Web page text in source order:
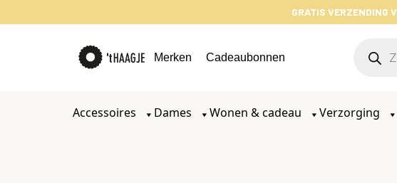
GRATIS VERZENDING
Merken Cadeaubonnen
Accessoires Dames Wonen & cadeau Verzorging